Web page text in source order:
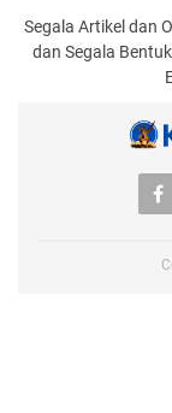
Segala Artikel dan
dan Segala